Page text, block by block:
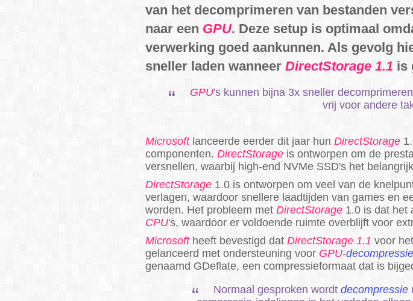
van het decomprimeren van bestanden
naar een GPU. Deze setup is optimaal
verwerking goed aankunnen. Als gevolg
sneller laden wanneer DirectStorage 1.1 is
GPU's kunnen bijna 3x sneller
vrij voor andere
Microsoftlanceerde eerder dit jaar hun DirectStorage
componenten. DirectStorageis ontworpen om de
versnellen, waarbij high-end NVMe SSD's het
DirectStorage1.0 is ontworpen om veel van de
verlagen, waardoor snellere laadtijden van games en
worden. Het probleem met DirectStorage1.0 is dat het
CPU's, waardoor er voldoende ruimte overblijft voor
Microsoftheeft bevestigd dat DirectStorage 1.1 voor
gelanceerd met ondersteuning voor GPU-decompressie
genaamd GDeflate, een compressieformaat dat is
Normaal gesproken wordt decompressie